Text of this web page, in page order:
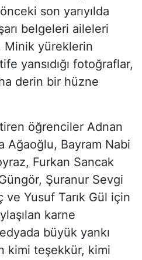
son yarıyılda
belgeleri aileleri
Minik yüreklerin
yansıdığı fotoğraflar,
derin bir hüzne
öğrenciler Adnan
Ağaoğlu, Bayram Nabi
Furkan Sancak
Şuranur Sevgi
ve Yusuf Tarık Gül için
karne
büyük yankı
kimi teşekkür, kimi